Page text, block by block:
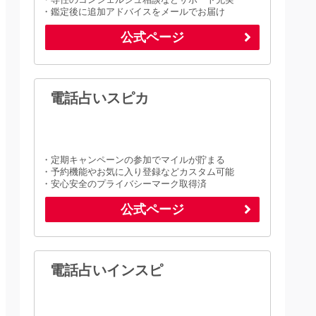
・鑑定後に追加アドバイスをメールでお届け
公式ページ
電話占いスピカ
・定期キャンペーンの参加でマイルが貯まる
・予約機能やお気に入り登録などカスタム可能
・安心安全のプライバシーマーク取得済
公式ページ
電話占いインスピ